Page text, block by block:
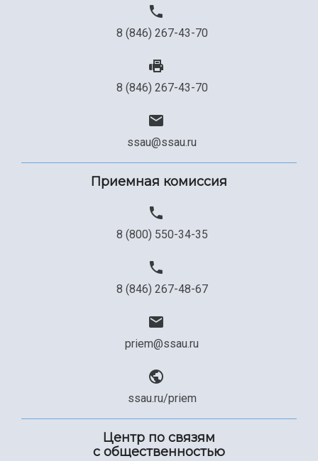
8 (846) 267-43-70
8 (846) 267-43-70
ssau@ssau.ru
Приемная комиссия
8 (800) 550-34-35
8 (846) 267-48-67
priem@ssau.ru
ssau.ru/priem
Центр по связям
с общественностью